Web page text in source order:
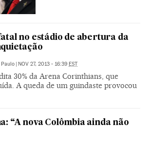
no estádio de abertura da
Paulo | NOV 27, 2013 - 16:39 EST
30% da Arena Corinthians, que
A queda de um guindaste provocou
“A nova Colômbia ainda não